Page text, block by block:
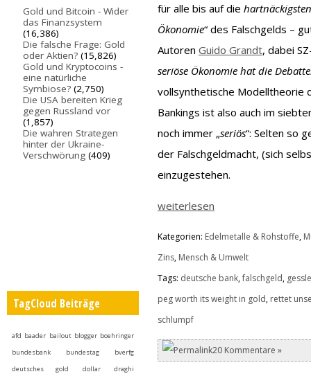
Gold und Bitcoin - Wider
das Finanzsystem
(16,386)
Die falsche Frage: Gold
oder Aktien? (15,826)
Gold und Kryptocoins -
eine natürliche
Symbiose? (2,750)
Die USA bereiten Krieg
gegen Russland vor
(1,857)
Die wahren Strategen
hinter der Ukraine-
Verschwörung (409)
TagCloud Beiträge
afd baader bailout blogger boehringer
bundesbank
bundestag
bverfg
deutsches gold
dollar
draghi
für alle bis auf die
Ökonomie“ des Falschgelds –
AutorenGuido Grandt, dabei
seriöse Ökonomie hat die
vollsynthetische Modelltheorie
Bankings ist also auch im
noch immer „seriös“: Selten so
der Falschgeldmacht, (sich
einzugestehen.
weiterlesen
Kategorien: Edelmetalle & Rohstoffe,
Zins, Mensch & Umwelt
Tags: deutsche bank,falschgeld,
peg worth its weight in gold, rettet
schlumpf
20 Kommentare »